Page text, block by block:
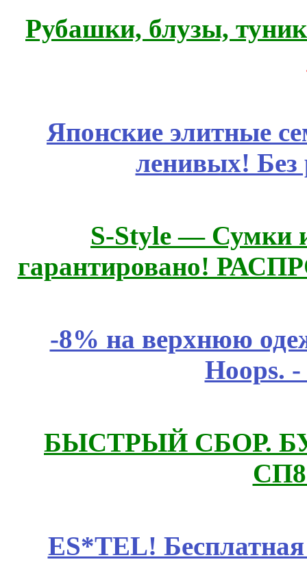
Рубашки, блузы,
Японские элитные
ленивых!
S-Style — Сумки
гарантировано!
-8% на верхнюю
Hoops.
БЫСТРЫЙ СБОР.
ES*TEL!